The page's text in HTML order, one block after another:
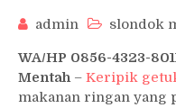
admin slondok
WA/HP 0856-4323-
Mentah– Keripik
makanan ringan yang